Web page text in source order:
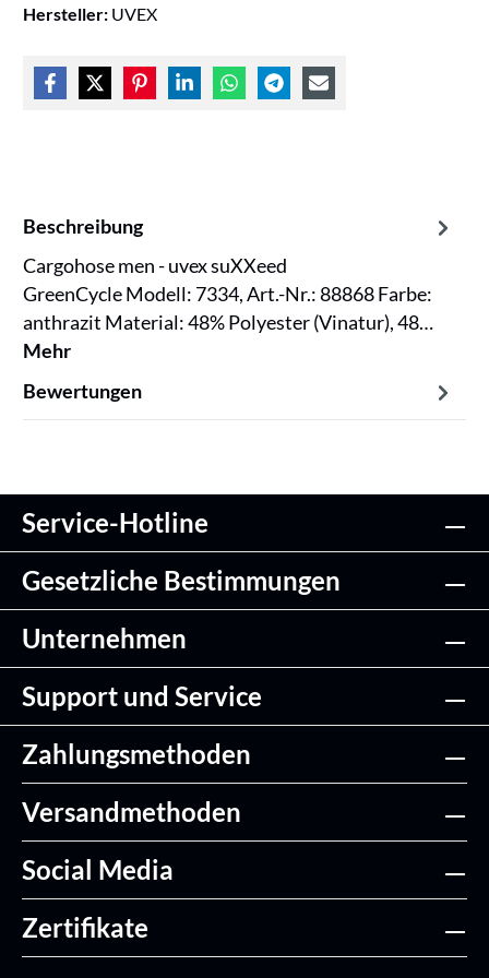
Hersteller: UVEX
Beschreibung
Cargohose men - uvex suXXeed
GreenCycle Modell: 7334, Art.-Nr.: 88868 Farbe:
anthrazit Material: 48% Polyester (Vinatur), 48…
Mehr
Bewertungen
Service-Hotline
Gesetzliche Bestimmungen
Unternehmen
Support und Service
Zahlungsmethoden
Versandmethoden
Social Media
Zertifikate